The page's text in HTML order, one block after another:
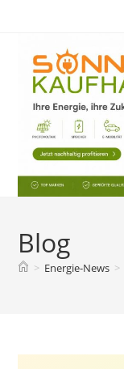
Blog
> Energie-News >